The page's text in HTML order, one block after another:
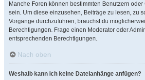
Manche Foren können bestimmten Benutzern
sein. Um diese einzusehen, Beiträge zu lesen, zu
Vorgänge durchzuführen, brauchst du
Berechtigungen. Frage einen Moderator oder
entsprechenden Berechtigungen.
Nach oben
Weshalb kann ich keine Dateianhänge anfügen?